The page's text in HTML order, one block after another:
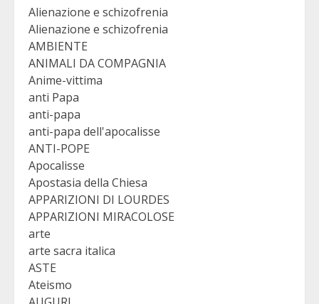
Alienazione e schizofrenia
Alienazione e schizofrenia
AMBIENTE
ANIMALI DA COMPAGNIA
Anime-vittima
anti Papa
anti-papa
anti-papa dell'apocalisse
ANTI-POPE
Apocalisse
Apostasia della Chiesa
APPARIZIONI DI LOURDES
APPARIZIONI MIRACOLOSE
arte
arte sacra italica
ASTE
Ateismo